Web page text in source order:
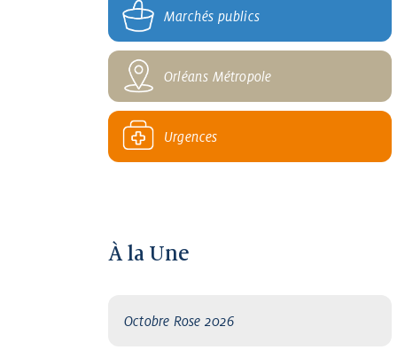
Marchés publics
Orléans Métropole
Urgences
À la Une
Octobre Rose 2026